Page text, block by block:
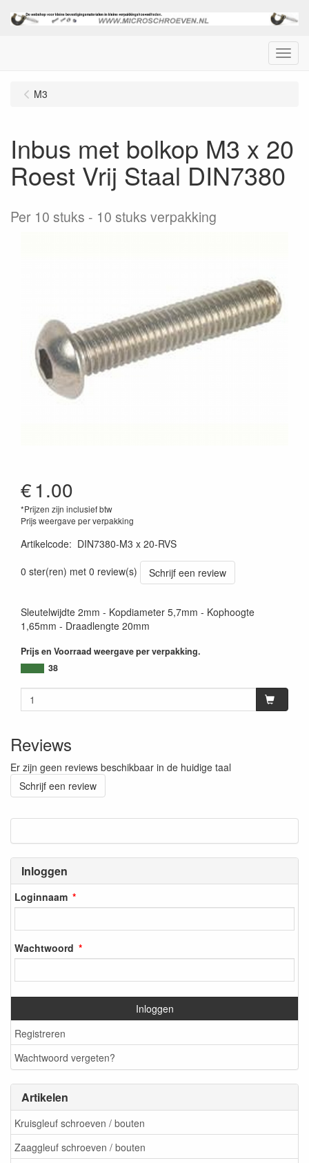
Menu
Inloggen
Loginnaam
Wachtwoord
Inloggen
Registreren
Wachtwoord vergeten?
Artikelen
Kruisgleuf schroeven / bouten
Zaaggleuf schroeven / bouten
M3
Inbus met bolkop M3 x 20
Roest Vrij Staal DIN7380
Per 10 stuks 10 stuks verpakking
€1.00
*Prijzen zijn inclusief btw
Prijs weergave per verpakking
Artikelcode: DIN7380-M3 x 20-RVS
0 ster(ren) met 0 review(s)
Schrijf een review
Sleutelwijdte 2mm - Kopdiameter 5,7mm - Kophoogte
1,65mm - Draadlengte 20mm
Prijs en Voorraad weergave per verpakking.
38
Reviews
Er zijn geen reviews beschikbaar in de huidige taal
Schrijf een review